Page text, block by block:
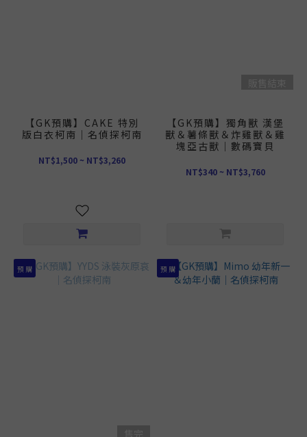
【GK預購】CAKE 特別
版白衣柯南｜名偵探柯南
NT$1,500 ~ NT$3,260
【GK預購】獨角獸 漢堡
獸＆薯條獸＆炸雞獸＆雞
塊亞古獸｜數碼寶貝
NT$340 ~ NT$3,760
預 購 預 購